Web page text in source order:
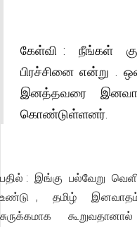
கேள்வி : நீங்கள்
பிரச்சினை என்று
இனத்தவரை
கொண்டுள்ளனர்.
பதில் : இங்கு பல்வேறு
உண்டு , தமிழ்
சுருக்கமாக